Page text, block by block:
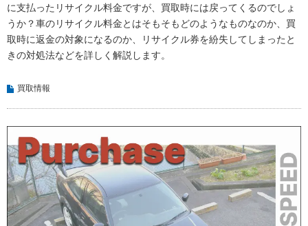
に支払ったリサイクル料金ですが、買取時には戻ってくるのでしょ
うか？車のリサイクル料金とはそもそもどのようなものなのか、買
取時に返金の対象になるのか、リサイクル券を紛失してしまったと
きの対処法などを詳しく解説します。
買取情報